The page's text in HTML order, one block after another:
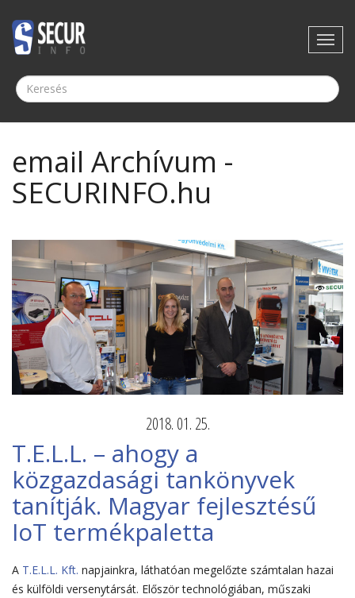
email Archívum -
SECURINFO.hu
2018. 01. 25.
T.E.L.L. – ahogy a
közgazdasági tankönyvek
tanítják. Magyar fejlesztésű
IoT termékpaletta
A T.E.L.L. Kft. napjainkra, láthatóan megelőzte számtalan hazai
és külföldi versenytársát. Először technológiában, műszaki